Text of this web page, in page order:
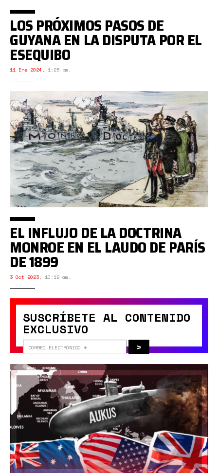
LOS PRÓXIMOS PASOS DE
GUYANA EN LA DISPUTA POR EL
ESEQUIBO
11 Ene 2024 , 1:25 pm.
SUSCRÍBETE AL CONTENIDO
EXCLUSIVO
>
EL INFLUJO DE LA DOCTRINA
MONROE EN EL LAUDO DE PARÍS
DE 1899
3 Oct 2023, 10:18 am.